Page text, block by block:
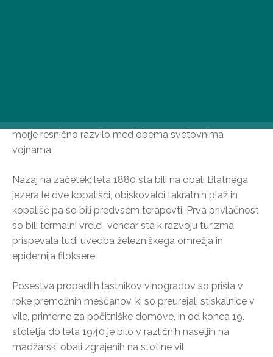
cveteti ob koncu 19. stoletja, vendar se je madžarsko
morje resnično razvilo med obema svetovnima
vojnama.
Nazaj na začetek: leta 1880 sta bili na obali Blatnega
jezera le dve kopališči, obiskovalci takratnih plaž in
kopališč pa so bili predvsem terapevti. Prva privlačnost
so bili termalni vrelci, vendar sta k razvoju turizma
prispevala tudi uvedba železniškega omrežja in
epidemija filoksere.
Posestva propadlih lastnikov vinogradov so prišla v
roke premožnih meščanov, ki so preurejali stiskalnice v
vile, primerne za počitniške domove, in od konca 19.
stoletja do leta 1940 je bilo v različnih naseljih na
madžarski obali zgrajenih na stotine vil.